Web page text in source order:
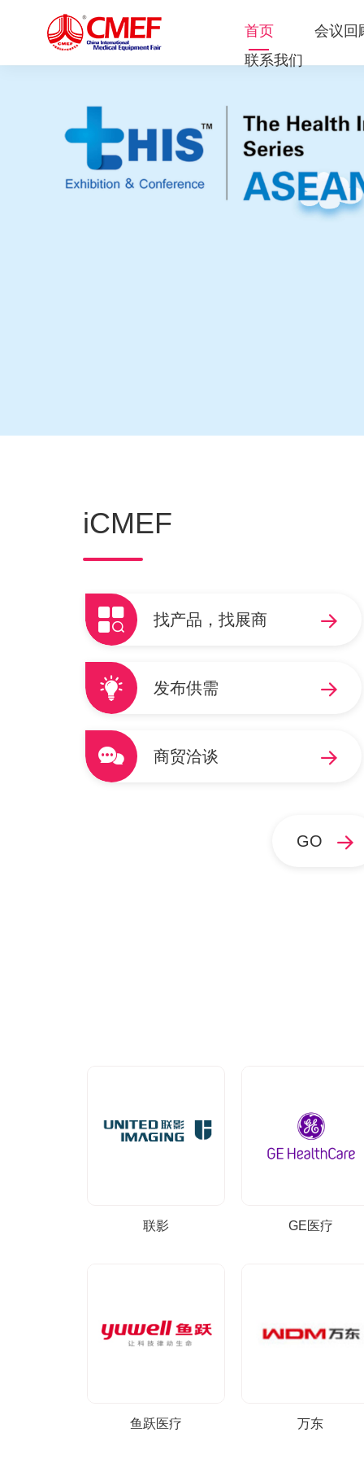
首页
会议回
联系我们
iCMEF
找产品，找展商
发布供需
商贸洽谈
GO
联影 GE医疗
鱼跃医疗 万东